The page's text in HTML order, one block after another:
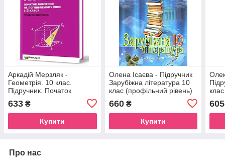
Аркадій Мерзляк -
Геометрія. 10 клас.
Підручник. Початок
поглибленому рівні з 8
класу. Профільний рівень
633 ₴
Купити
Олена Ісаєва - Підручник
Зарубіжна література 10
клас (профільний рівень)
660₴
Купити
605
Про нас